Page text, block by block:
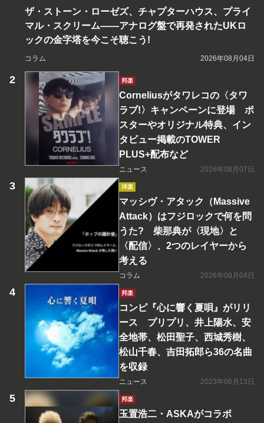
ザ・ストーン・ローゼズ、チャプターハウス、プライ
マル・スクリーム――アナログ盤で再発されたUKロ
ックの金字塔を今こそ聴こう!
コラム 2026年08月04日
邦楽
Corneliusがタワレコの〈タワ
ラブ!〉キャンペーンに登場 ポ
スターやオリジナル特典、イン
タビュー掲載のTOWER
PLUS+配布など
ニュース 2026年08月07日
洋楽
マッシヴ・アタック（Massive
Attack）はフジロックで何を問
うた? 柴那典が〈現地〉と
〈配信〉、2つのレイヤーから
考える
コラム 2026年08月04日
邦楽
コンピ『心に響く夏唄』がリリ
ース プリプリ、井上陽水、安
全地帯、松田聖子、西城秀樹、
松山千春、吉田拓郎ら36の名曲
を収録
ニュース 2023年06月13日
邦楽
玉置浩二・ASKAがコラボ